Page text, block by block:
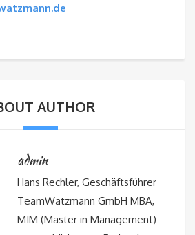
AUTHOR
admin
Hans Rechler, Geschäftsführer
TeamWatzmann GmbH MBA,
MIM (Master in Management)